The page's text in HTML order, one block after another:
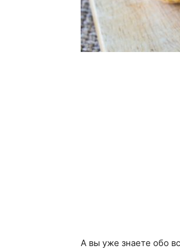
А вы уже знаете обо